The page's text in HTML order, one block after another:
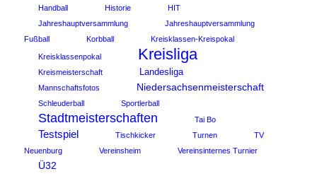
Handball
Historie
HIT
Jahreshauptversammlung
Jahreshauptversammlung
Fußball
Korbball Kreisklassen-Kreispokal
Kreisklassenpokal Kreisliga
Kreismeisterschaft Landesliga
Mannschaftsfotos Niedersachsenmeisterschaft
Schleuderball Sportlerball
Stadtmeisterschaften Tai Bo
Testspiel Tischkicker Turnen
TV
Neuenburg
Vereinsheim Vereinsinternes Turnier
Ü32